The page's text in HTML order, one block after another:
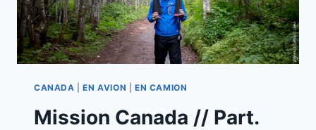
CANADA |EN AVION EN CAMION
Mission Canada // Part.